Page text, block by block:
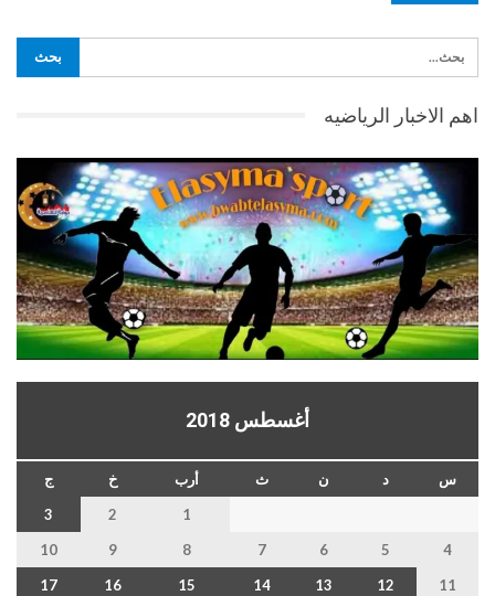
اهم الاخبار الرياضيه
أغسطس 2018
س د ن ث أرب خ
ج
1
2
3
4
5
6
7
8
9
10
11
12
13
14
15
16
17